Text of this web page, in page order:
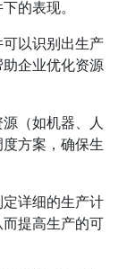
的表现。
可以识别出生产
企业优化资源
（如机器、人
方案，确保生
定详细的生产计
提高生产的可